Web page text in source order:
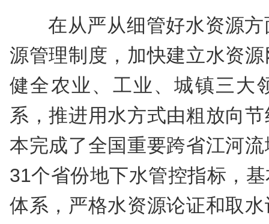
在从严从细管好水资源
源管理制度，加快建立水资
健全农业、工业、城镇三大
系，推进用水方式由粗放向
本完成了全国重要跨省江河
31个省份地下水管控指标，
体系，严格水资源论证和取